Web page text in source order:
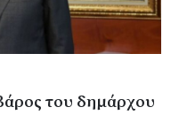
του δημάρχου